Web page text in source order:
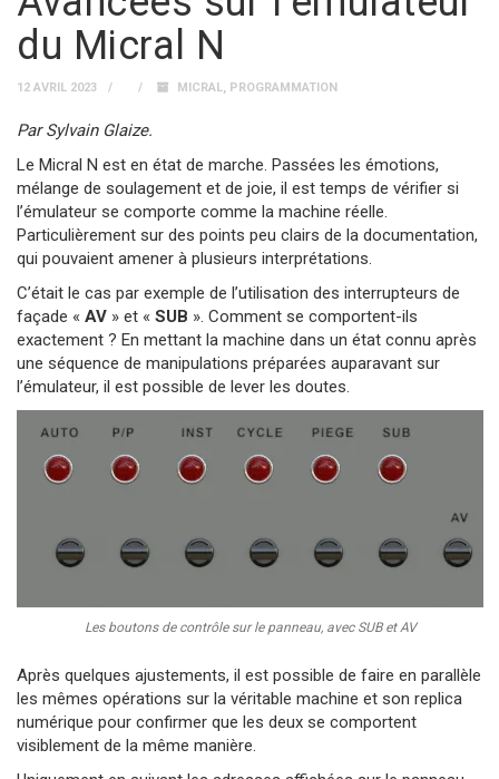
du Micral N
12 AVRIL 2023 MICRAL, PROGRAMMATION
Par Sylvain Glaize.
Le Micral N est en état de marche. Passées les émotions,
mélange de soulagement et de joie, il est temps de vérifier si
l’émulateur se comporte comme la machine réelle.
Particulièrement sur des points peu clairs de la documentation,
qui pouvaient amener à plusieurs interprétations.
C’était le cas par exemple de l’utilisation des interrupteurs de
façade « AV » et « SUB ». Comment se comportent-ils
exactement ? En mettant la machine dans un état connu après
une séquence de manipulations préparées auparavant sur
l’émulateur, il est possible de lever les doutes.
Les boutons de contrôle sur le panneau, avec SUB et AV
Après quelques ajustements, il est possible de faire en parallèle
les mêmes opérations sur la véritable machine et son replica
numérique pour confirmer que les deux se comportent
visiblement de la même manière.